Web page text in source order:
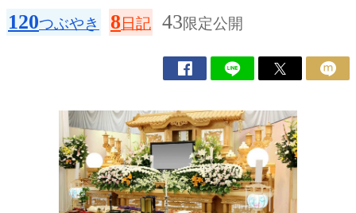
120つぶやき 8日記 43限定公開